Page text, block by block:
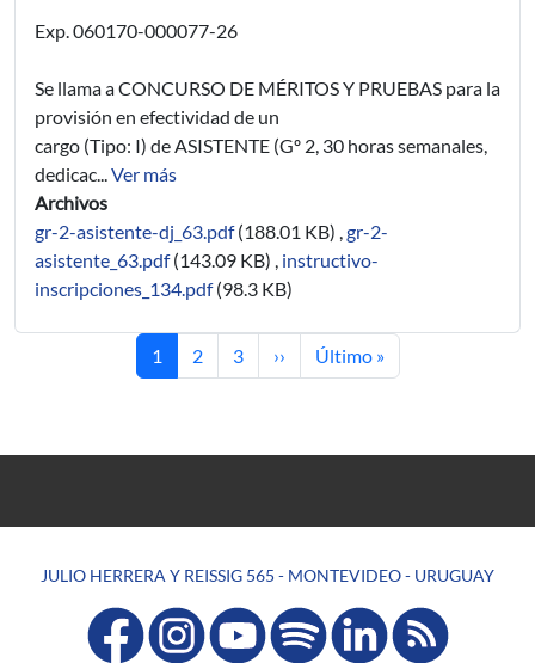
Exp. 060170-000077-26
Se llama a CONCURSO DE MÉRITOS Y PRUEBAS para la
provisión en efectividad de un
cargo (Tipo: I) de ASISTENTE (Gº 2, 30 horas semanales,
dedicac...Ver más
Archivos
gr-2-asistente-dj_63.pdf (188.01 KB) ,gr-2-
asistente_63.pdf (143.09 KB) , instructivo-
inscripciones_134.pdf (98.3 KB)
Página actual
1 Página
2 Página
3 Siguiente página
›› Última página
Último »
JULIO HERRERA Y REISSIG 565 - MONTEVIDEO - URUGUAY